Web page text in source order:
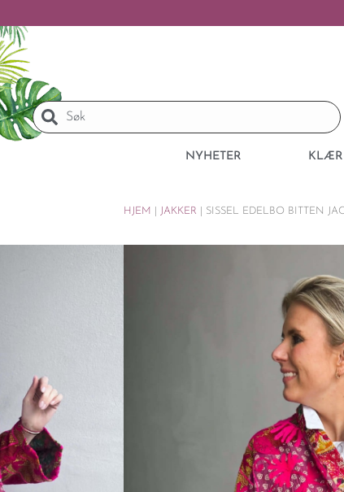
NYHETER KLÆR
HJEM JAKKER SISSEL EDELBO BITTEN